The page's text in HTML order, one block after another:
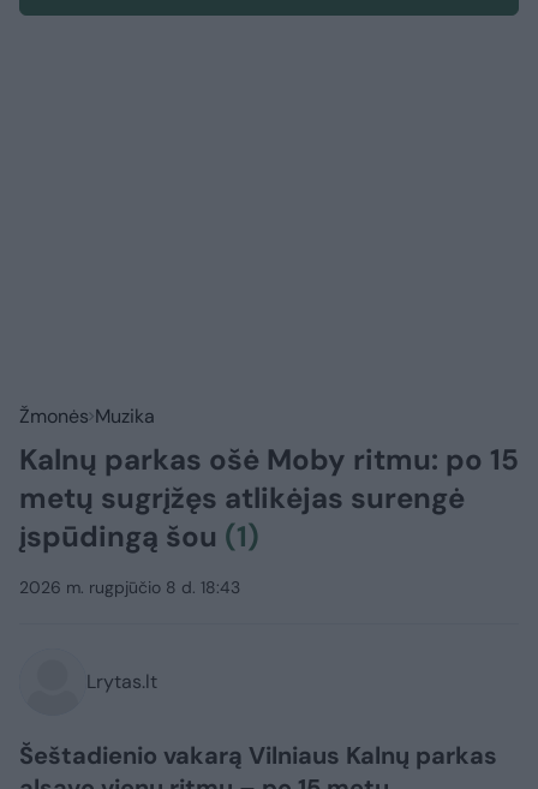
Žmonės Muzika
Kalnų parkas ošė Moby ritmu: po 15
metų sugrįžęs atlikėjas surengė
įspūdingą šou (1)
2026 m. rugpjūčio 8 d. 18:43
Lrytas.lt
Šeštadienio vakarą Vilniaus Kalnų parkas